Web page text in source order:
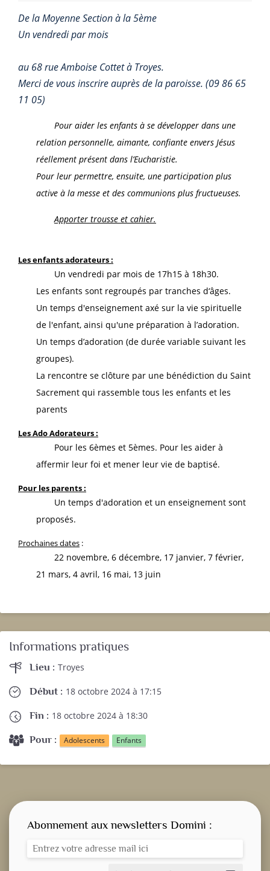
De la Moyenne Section à la 5ème
Un vendredi par mois
au 68 rue Amboise Cottet à Troyes.
Merci de vous inscrire auprès de la paroisse. (09 86 65
11 05)
Pour aider les enfants à se développer dans une
relation personnelle, aimante, confiante envers Jésus
réellement présent dans l’Eucharistie.
Pour leur permettre, ensuite, une participation plus
active à la messe et des communions plus fructueuses.
Apporter trousse et cahier.
Les enfants adorateurs :
Un vendredi par mois de 17h15 à 18h30.
Les enfants sont regroupés par tranches d‘âges.
Un temps d'enseignement axé sur la vie spirituelle
de l'enfant, ainsi qu'une préparation à l’adoration.
Un temps d’adoration (de durée variable suivant les
groupes).
La rencontre se clôture par une bénédiction du Saint
Sacrement qui rassemble tous les enfants et les
parents
Les AdoAdorateurs :
Pour les 6èmes et 5èmes. Pour les aider à
affermir leur foi et mener leur vie de baptisé.
Pour les parents :
Un temps d'adoration et un enseignement sont
proposés.
Prochaines dates :
22 novembre, 6 décembre, 17 janvier, 7 février,
21 mars, 4 avril, 16 mai, 13 juin
Informations pratiques
Lieu : Troyes
Début : 18 octobre 2024 à 17:15
Fin : 18 octobre 2024 à 18:30
Pour : Adolescents Enfants
Abonnement aux newsletters Domini :